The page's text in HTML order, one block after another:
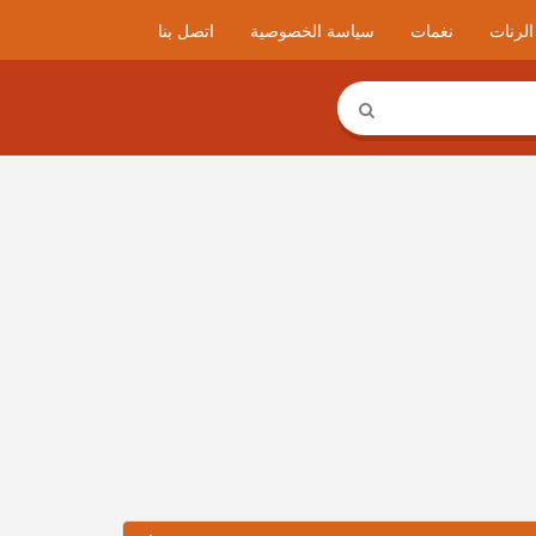
نغمات سياسة الخصوصية اتصل بنا